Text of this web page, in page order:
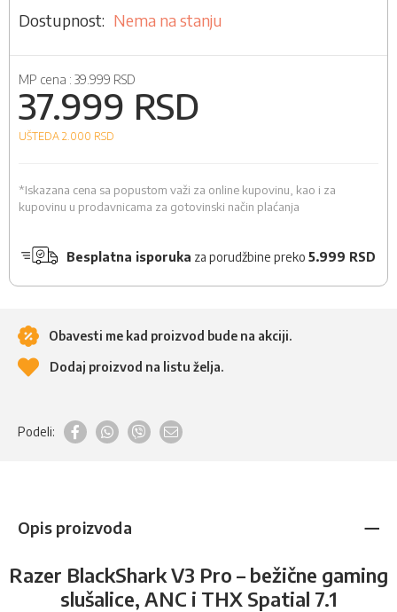
Nema na stanju
MP cena : 39.999 RSD
37.999 RSD
UŠTEDA 2.000 RSD
*Iskazana cena sa popustom važi za online kupovinu, kao i za
kupovinu u prodavnicama za gotovinski način plaćanja
Besplatna isporuka za porudžbine preko 5.999 RSD
Obavesti me kad proizvod bude na akciji.
Dodaj proizvod na listu želja.
Podeli:
Opis proizvoda
Razer BlackShark V3 Pro – bežične gaming
slušalice, ANC i THX Spatial 7.1